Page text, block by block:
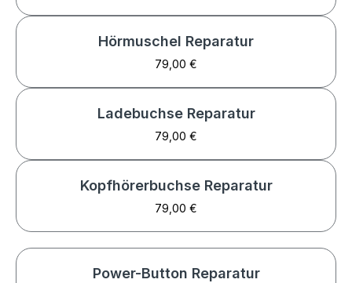
Hörmuschel Reparatur
79,00 €
Ladebuchse Reparatur
79,00 €
Kopfhörerbuchse Reparatur
79,00 €
Power-Button Reparatur